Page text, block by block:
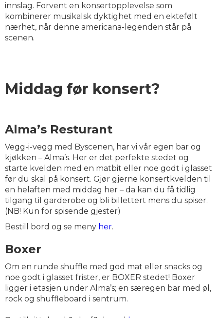
innslag. Forvent en konsertopplevelse som
kombinerer musikalsk dyktighet med en ektefølt
nærhet, når denne americana-legenden står på
scenen.
Middag før konsert?
Alma’s Resturant
Vegg-i-vegg med Byscenen, har vi vår egen bar og
kjøkken – Alma’s. Her er det perfekte stedet og
starte kvelden med en matbit eller noe godt i glasset
før du skal på konsert. Gjør gjerne konsertkvelden til
en helaften med middag her – da kan du få tidlig
tilgang til garderobe og bli billettert mens du spiser.
(NB! Kun for spisende gjester)
Bestill bord og se meny her.
Boxer
Om en runde shuffle med god mat eller snacks og
noe godt i glasset frister, er BOXER stedet! Boxer
ligger i etasjen under Alma’s; en særegen bar med øl,
rock og shuffleboard i sentrum.